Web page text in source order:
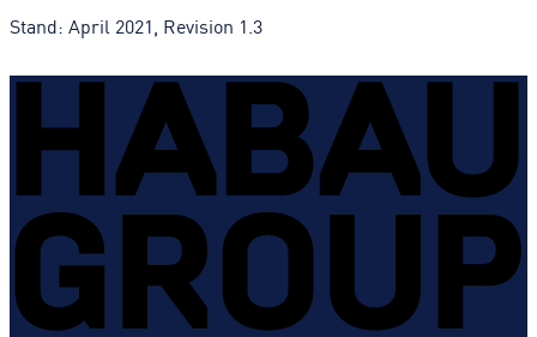
Stand: April 2021, Revision 1.3